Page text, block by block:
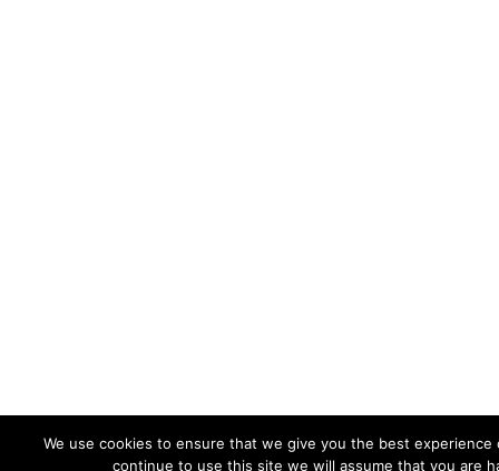
We use cookies to ensure that we give you the best
continue to use this site we will assume that you are